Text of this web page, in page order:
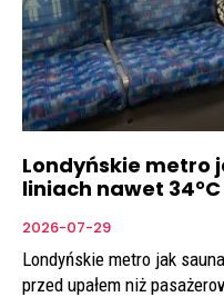
Londyńskie metro
liniach nawet
2026-07-29
Londyńskie metro jak
przed upałem niż